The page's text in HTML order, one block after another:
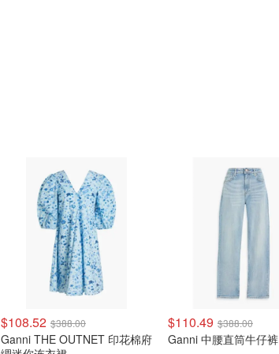
$108.52 $388.00
Ganni THE OUTNET 印花棉府
$110.49 $388.00
Ganni 中腰直筒牛仔裤